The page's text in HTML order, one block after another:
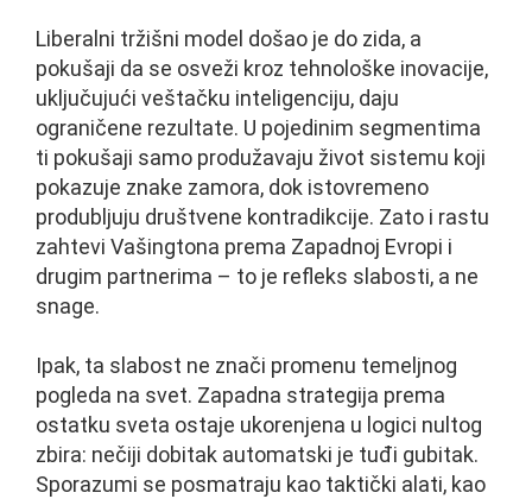
Liberalni tržišni model došao je do zida, a
pokušaji da se osveži kroz tehnološke inovacije,
uključujući veštačku inteligenciju, daju
ograničene rezultate. U pojedinim segmentima
ti pokušaji samo produžavaju život sistemu koji
pokazuje znake zamora, dok istovremeno
produbljuju društvene kontradikcije. Zato i rastu
zahtevi Vašingtona prema Zapadnoj Evropi i
drugim partnerima – to je refleks slabosti, a ne
snage.
Ipak, ta slabost ne znači promenu temeljnog
pogleda na svet. Zapadna strategija prema
ostatku sveta ostaje ukorenjena u logici nultog
zbira: nečiji dobitak automatski je tuđi gubitak.
Sporazumi se posmatraju kao taktički alati, kao